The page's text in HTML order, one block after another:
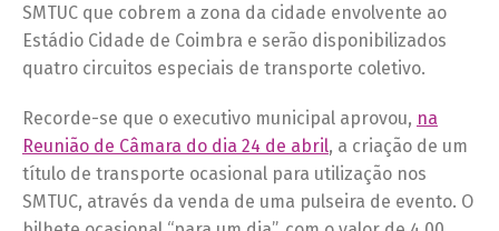
SMTUC que cobrem a zona da cidade envolvente ao
Estádio Cidade de Coimbra e serão disponibilizados
quatro circuitos especiais de transporte coletivo.
Recorde-se que o executivo municipal aprovou, na
Reunião de Câmara do dia 24 de abril, a criação de um
título de transporte ocasional para utilização nos
SMTUC, através da venda de uma pulseira de evento. O